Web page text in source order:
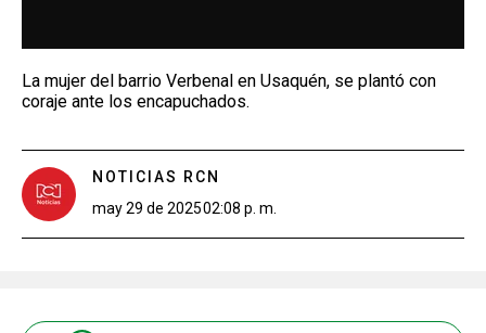
La mujer del barrio Verbenal en Usaquén, se plantó con
coraje ante los encapuchados.
NOTICIAS RCN
may 29 de 202502:08 p. m.